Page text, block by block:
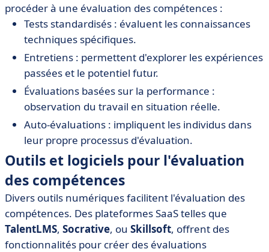
procéder à une évaluation des compétences :
Tests standardisés : évaluent les connaissances
techniques spécifiques.
Entretiens : permettent d'explorer les expériences
passées et le potentiel futur.
Évaluations basées sur la performance :
observation du travail en situation réelle.
Auto-évaluations : impliquent les individus dans
leur propre processus d'évaluation.
Outils et logiciels pour l'évaluation
des compétences
Divers outils numériques facilitent l'évaluation des
compétences. Des plateformes SaaS telles que
TalentLMS, Socrative, ou Skillsoft, offrent des
fonctionnalités pour créer des évaluations